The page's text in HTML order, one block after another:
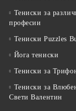
Тениски за
професии
Тениски Puzzles
Йога тениски
Тениски за
Тениски за
Свети Валентин